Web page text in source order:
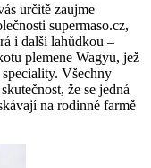
určitě zaujme
supermaso.cz,
i další lahůdkou –
plemene Wagyu, jež
Všechny
že se jedná
na rodinné farmě